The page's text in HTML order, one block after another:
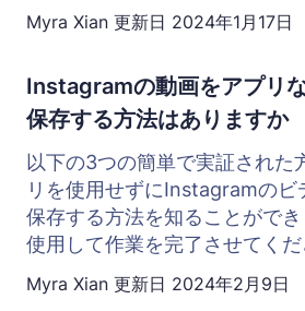
Myra Xian 更新日 2024年1月17日
Instagramの動画をアプリ
保存する方法はありますか
以下の3つの簡単で実証された
リを使用せずにInstagramのビ
保存する方法を知ることがで
使用して作業を完了させてくだ
Myra Xian 更新日 2024年2月9日